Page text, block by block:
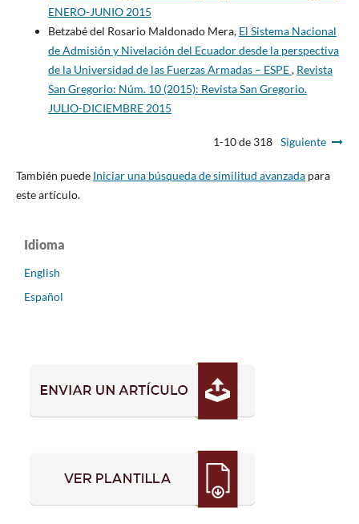
ENERO-JUNIO 2015
Betzabé del Rosario Maldonado Mera, El Sistema Nacional
de Admisión y Nivelación del Ecuador desde la perspectiva
de la Universidad de las Fuerzas Armadas – ESPE, Revista
San Gregorio: Núm. 10 (2015): Revista San Gregorio.
JULIO-DICIEMBRE 2015
1-10 de 318 Siguiente
También puede Iniciar una búsqueda de similitud avanzadapara
este artículo.
Idioma
English
Español